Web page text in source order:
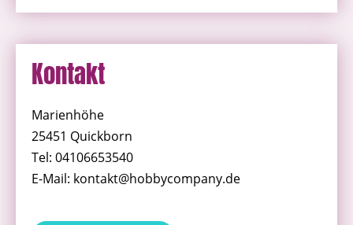
Kontakt
Marienhöhe
25451 Quickborn
Tel: 04106653540
E-Mail: kontakt@hobbycompany.de